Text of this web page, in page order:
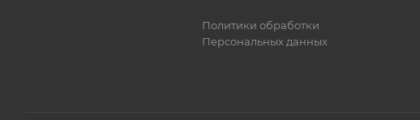
Политики обработки
Персональных данных